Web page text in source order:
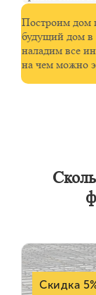
Построим дом
будущий дом в
наладим все
на чем можно